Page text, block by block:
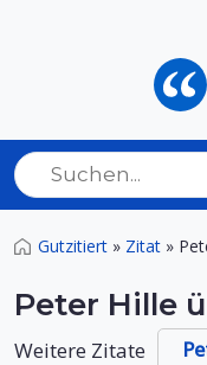
Gutzitiert » Zitat »
Peter Hille
Weitere Zitate